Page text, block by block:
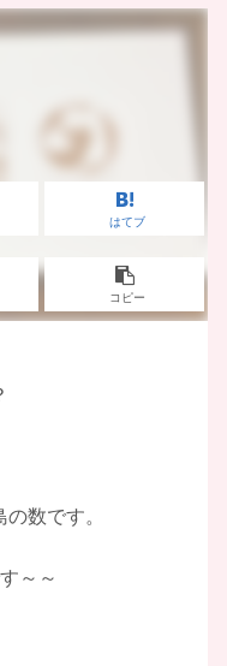
はてブ
コピー
数です。
～～